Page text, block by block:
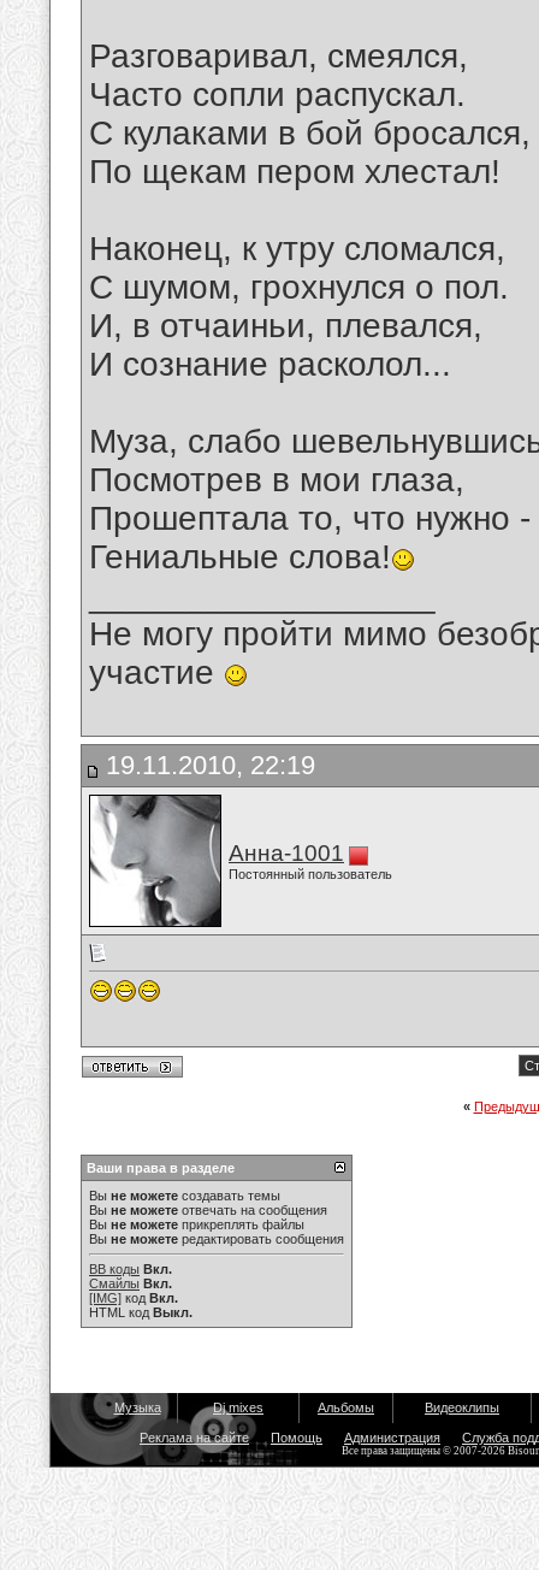
Разговаривал, смеялся,
Часто сопли распускал.
С кулаками в бой бросался,
По щекам пером хлестал!
Наконец, к утру сломался,
С шумом, грохнулся о пол.
И, в отчаиньи, плевался,
И сознание расколол...
Муза, слабо
Посмотрев в мои глаза,
Прошептала то, что нужно -
Гениальные слова!
Не могу пройти мимо
участие
19.11.2010, 22:19
Анна-1001
Постоянный пользователь
«
Ваши права в разделе
Вы не можете создавать темы
Вы не можете отвечать на сообщения
Вы не можете прикреплять файлы
Вы не можете редактировать сообщения
BB коды Вкл.
Смайлы Вкл.
[IMG] код Вкл.
HTML код Выкл.
Музыка Dj mixes Альбомы Видеоклипы
Реклама на сайте Помощь Администрация Служба
Все права защищены © 2007-2026